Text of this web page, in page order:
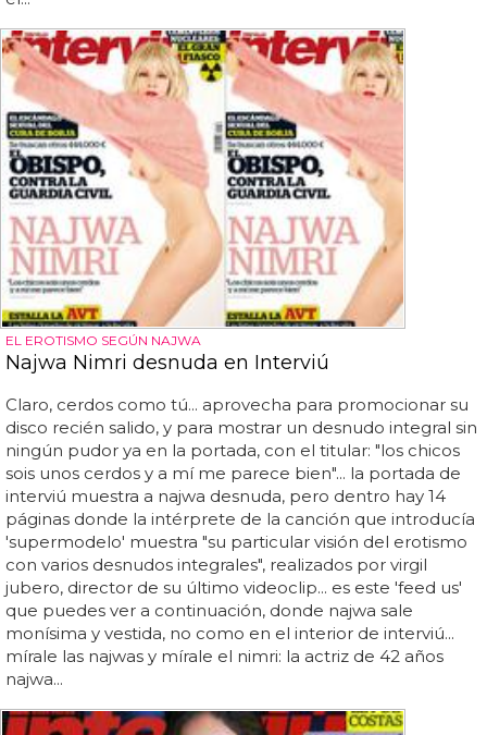
EL EROTISMO SEGÚN NAJWA
Najwa Nimri desnuda en Interviú
Claro, cerdos como tú... aprovecha para promocionar su
disco recién salido, y para mostrar un desnudo integral sin
ningún pudor ya en la portada, con el titular: "los chicos
sois unos cerdos y a mí me parece bien"... la portada de
interviú muestra a najwa desnuda, pero dentro hay 14
páginas donde la intérprete de la canción que introducía
'supermodelo' muestra "su particular visión del erotismo
con varios desnudos integrales", realizados por virgil
jubero, director de su último videoclip... es este 'feed us'
que puedes ver a continuación, donde najwa sale
monísima y vestida, no como en el interior de interviú...
mírale las najwas y mírale el nimri: la actriz de 42 años
najwa...